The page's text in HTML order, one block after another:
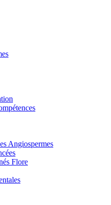
Angiospermes
Flore